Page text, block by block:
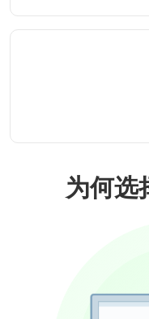
为何选